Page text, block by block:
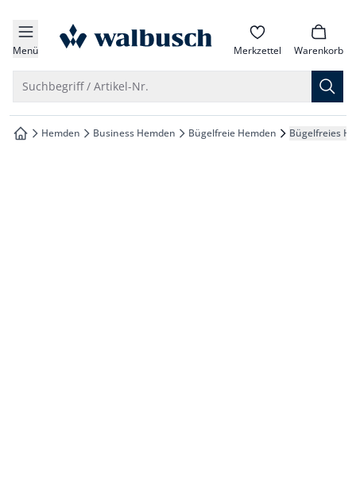
springen
springen
springen
springen
Menü zur Startseite Merkzettel Warenkorb
Suchbegriff / Artikel-Nr.
zur Startseite
Hemden Business Hemden Bügelfreie Hemden Bügelfreies